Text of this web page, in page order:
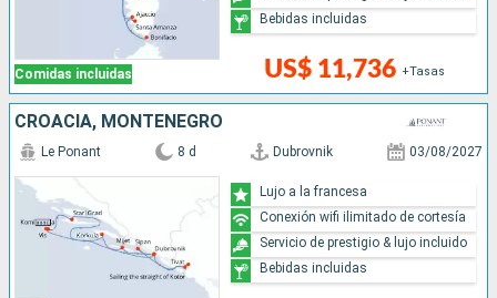
Comidas incluidas US$ 11,736 +Tasas
Bebidas incluidas
CROACIA, MONTENEGRO
Le Ponant 8 d Dubrovnik 03/08/2027
Lujo a la francesa
Conexión wifi ilimitado de cortesía
Servicio de prestigio & lujo incluido
Bebidas incluidas